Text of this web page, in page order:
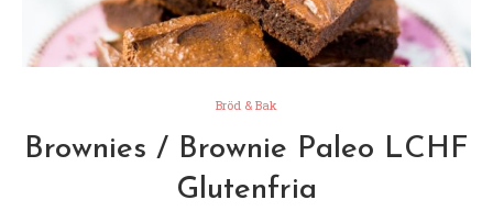
Bröd & Bak
Brownies / Brownie Paleo LCHF
Glutenfria